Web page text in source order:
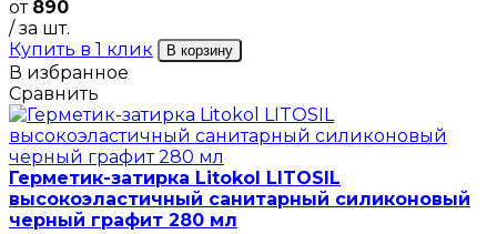
от 890
/ за шт.
Купить в 1 клик
В корзину
В избранное
Сравнить
Герметик-затирка Litokol LITOSIL
высокоэластичный санитарный силиконовый
черный графит 280 мл